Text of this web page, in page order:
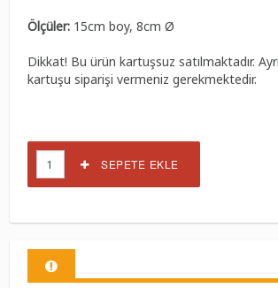
Ölçüler: 15cm boy, 8cm Ø
Dikkat! Bu ürün kartuşsuz satılmaktadır.
kartuşu siparişi vermeniz gerekmektedir.
SEPETE EKLE